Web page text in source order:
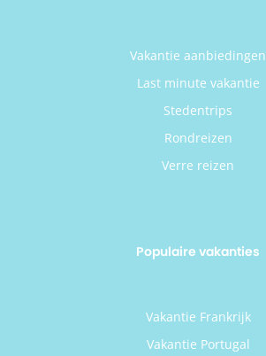
Vakantie aanbiedingen
Last minute vakantie
Stedentrips
Rondreizen
Verre reizen
Populaire vakanties
Vakantie Frankrijk
Vakantie Portugal